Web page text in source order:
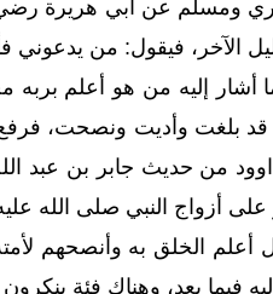
ومسلم عن أبي هريرة
الآخر، فيقول: من
أشار إليه من هو أعلم
قد بلغت وأديت ونصحت،
داوود من حديث جابر بن
أزواج النبي صلى الله
أعلم الخلق به وأنصحهم
فيما بعد، وهناك فئة